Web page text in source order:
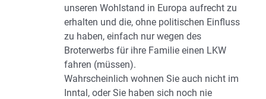
unseren Wohlstand in Europa aufrecht zu
erhalten und die, ohne politischen Einfluss
zu haben, einfach nur wegen des
Broterwerbs für ihre Familie einen LKW
fahren (müssen).
Wahrscheinlich wohnen Sie auch nicht im
Inntal, oder Sie haben sich noch nie